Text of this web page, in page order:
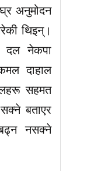
अनुमोदन
थिइन्।
दल नेकपा
दाहाल
सहमत
बताएर
नसक्ने